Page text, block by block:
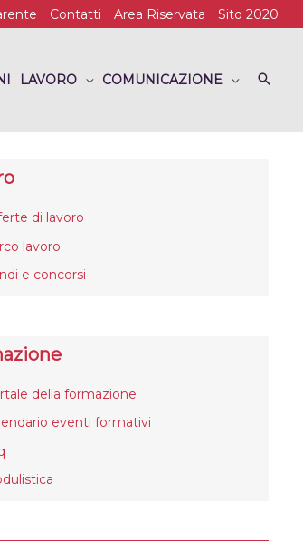
Contatti Area Riservata Sito 2020
LAVORO COMUNICAZIONE
di lavoro
lavoro
e concorsi
della formazione
eventi formativi